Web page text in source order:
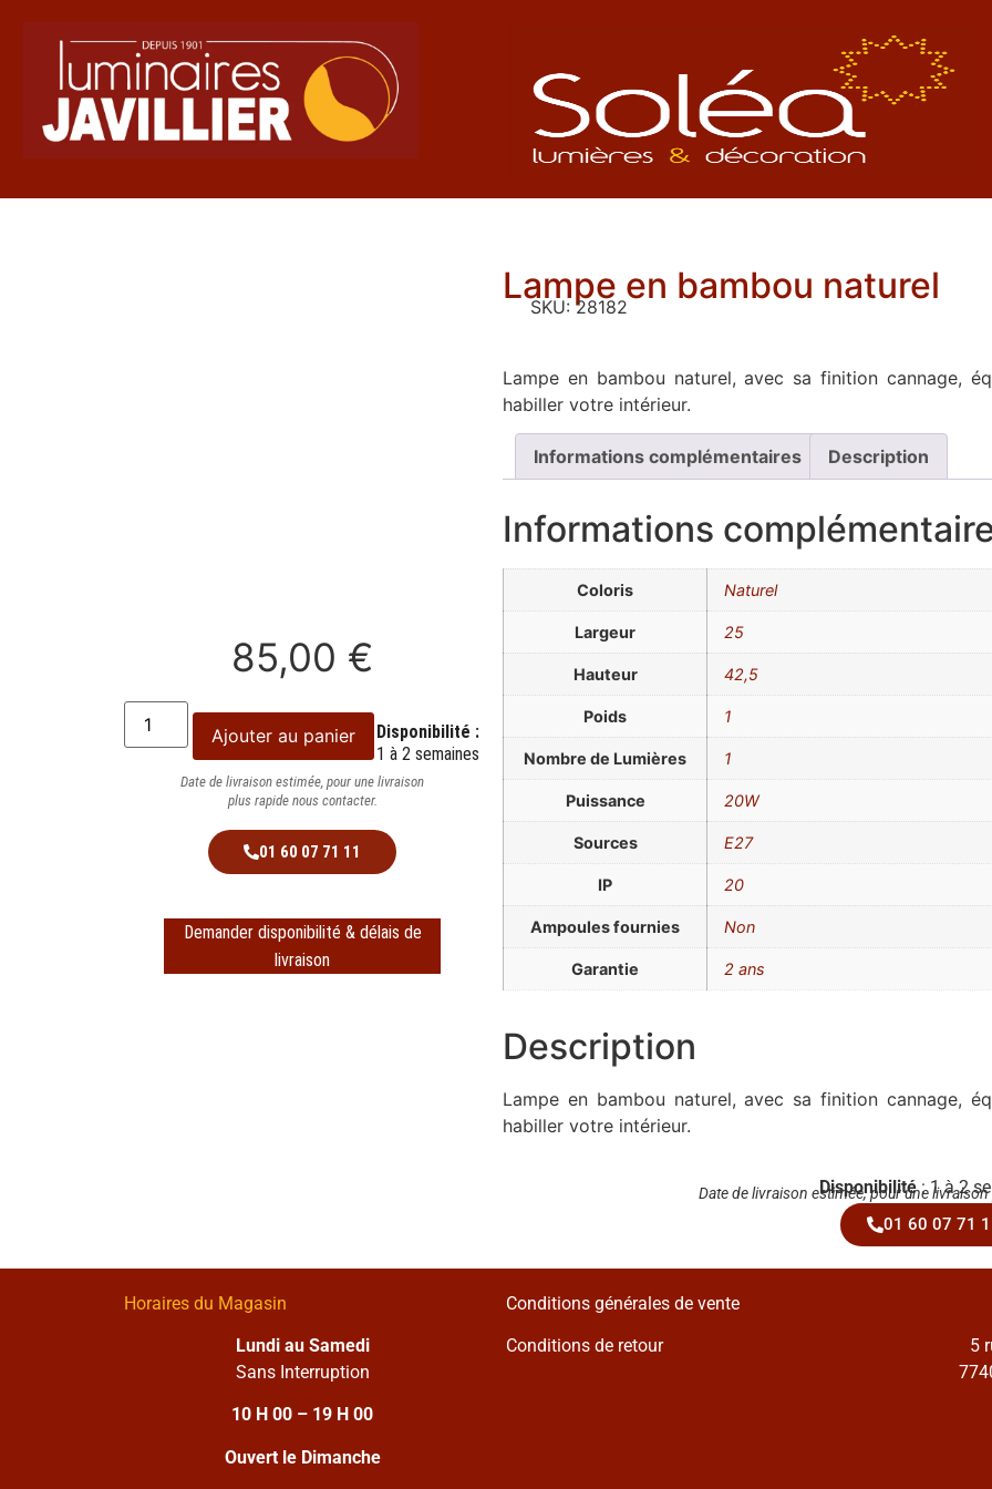
85,00 €
Ajouter au panier
Disponibilité :
1 à 2 semaines
Date de livraison estimée, pour une livraison
plus rapide nous contacter.
01 60 07 71 11
Demander disponibilité & délais de
livraison
Lampe en bambou naturel
SKU: 28182
Lampe en bambou naturel, avec sa finition cannage,
habiller votre intérieur.
Informations complémentaires Description
Informations
Coloris Naturel
Largeur 25
Hauteur 42,5
Poids 1
Nombre de Lumières 1
Puissance 20W
Sources E27
IP 20
Ampoules fournies Non
Garantie 2 ans
Description
Lampe en bambou naturel, avec sa finition cannage,
habiller votre intérieur.
Disponibilité: 1 à 2
Date de livraison estimée, pour une
01 60 07 71
Horaires du Magasin
Lundi au Samedi
Sans Interruption
10 H 00 – 19 H 00
Ouvert le Dimanche
Conditions générales de vente
Conditions de retour
5